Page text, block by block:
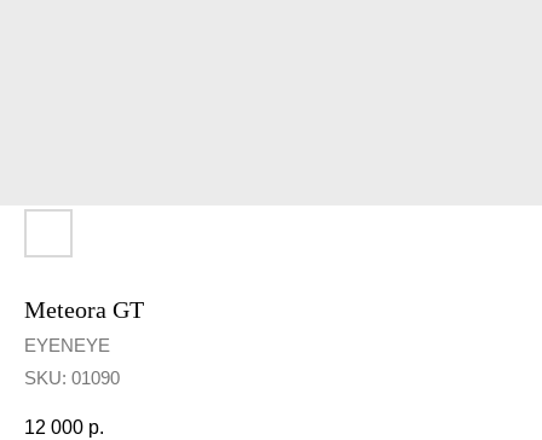
Meteora GT
EYENEYE
SKU: 01090
12 000 р.